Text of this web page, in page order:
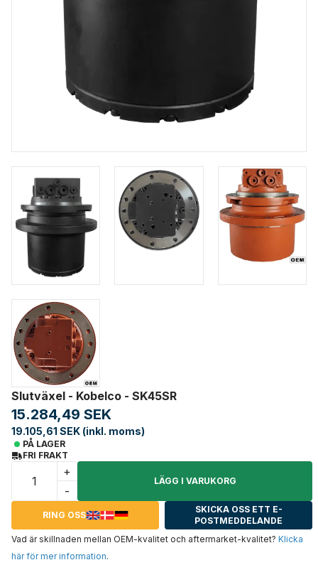
Slutväxel - Kobelco - SK45SR
15.284,49 SEK
19.105,61 SEK (inkl. moms)
PÅ LAGER
FRI FRAKT
+
-
LÄGG I VARUKORG
RING OSS
SKICKA OSS ETT E-
POSTMEDDELANDE
Vad är skillnaden mellan OEM-kvalitet och aftermarket-kvalitet? Klicka
här för mer information.